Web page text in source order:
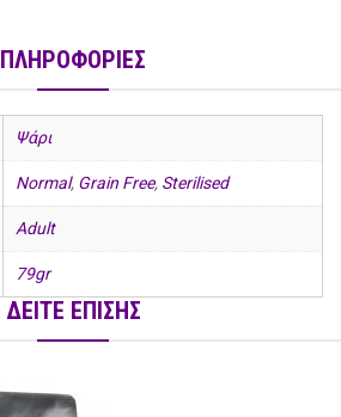
ΠΛΗΡΟΦΟΡΙΕΣ
Ψάρι
Normal, Grain Free, Sterilised
Adult
79gr
ΔΕΙΤΕ ΕΠΙΣΗΣ